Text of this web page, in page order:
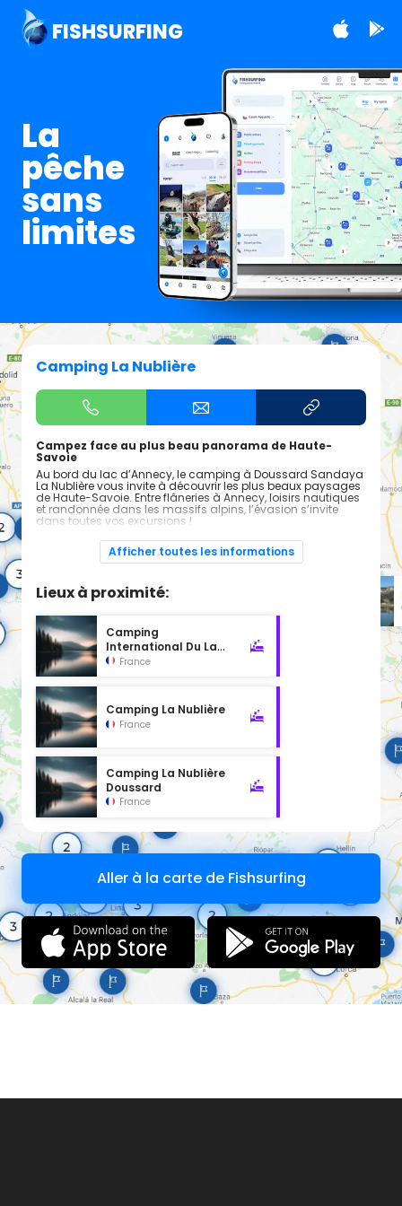
FISHSURFING
La
pêche
sans
limites
Camping La Nublière
Campez face au plus beau panorama de Haute-
Savoie
Au bord du lac d’Annecy, le camping à Doussard Sandaya
La Nublière vous invite à découvrir les plus beaux paysages
de Haute-Savoie. Entre flâneries à Annecy, loisirs nautiques
et randonnée dans les massifs alpins, l’évasion s’invite
dans toutes vos excursions !
Choisissez l’un de nos mobil-homes ou emplacements de
camping en Haute-Savoie face au lac d’Annecy et profitez
de la belle vie : espace bien-être, aire de jeux aquatiques,
La Nublière à Doussard !
Bon à savoir : l’accès au bassin balnéo couvert de l’espace
bien-être est réservé aux adultes et payant.
Afficher toutes les informations
Lieux à proximité:
Camping
International Du Lac
BleuFrance
Camping La Nublière
France
Camping La Nublière
Doussard
France
Aller à la carte de Fishsurfing